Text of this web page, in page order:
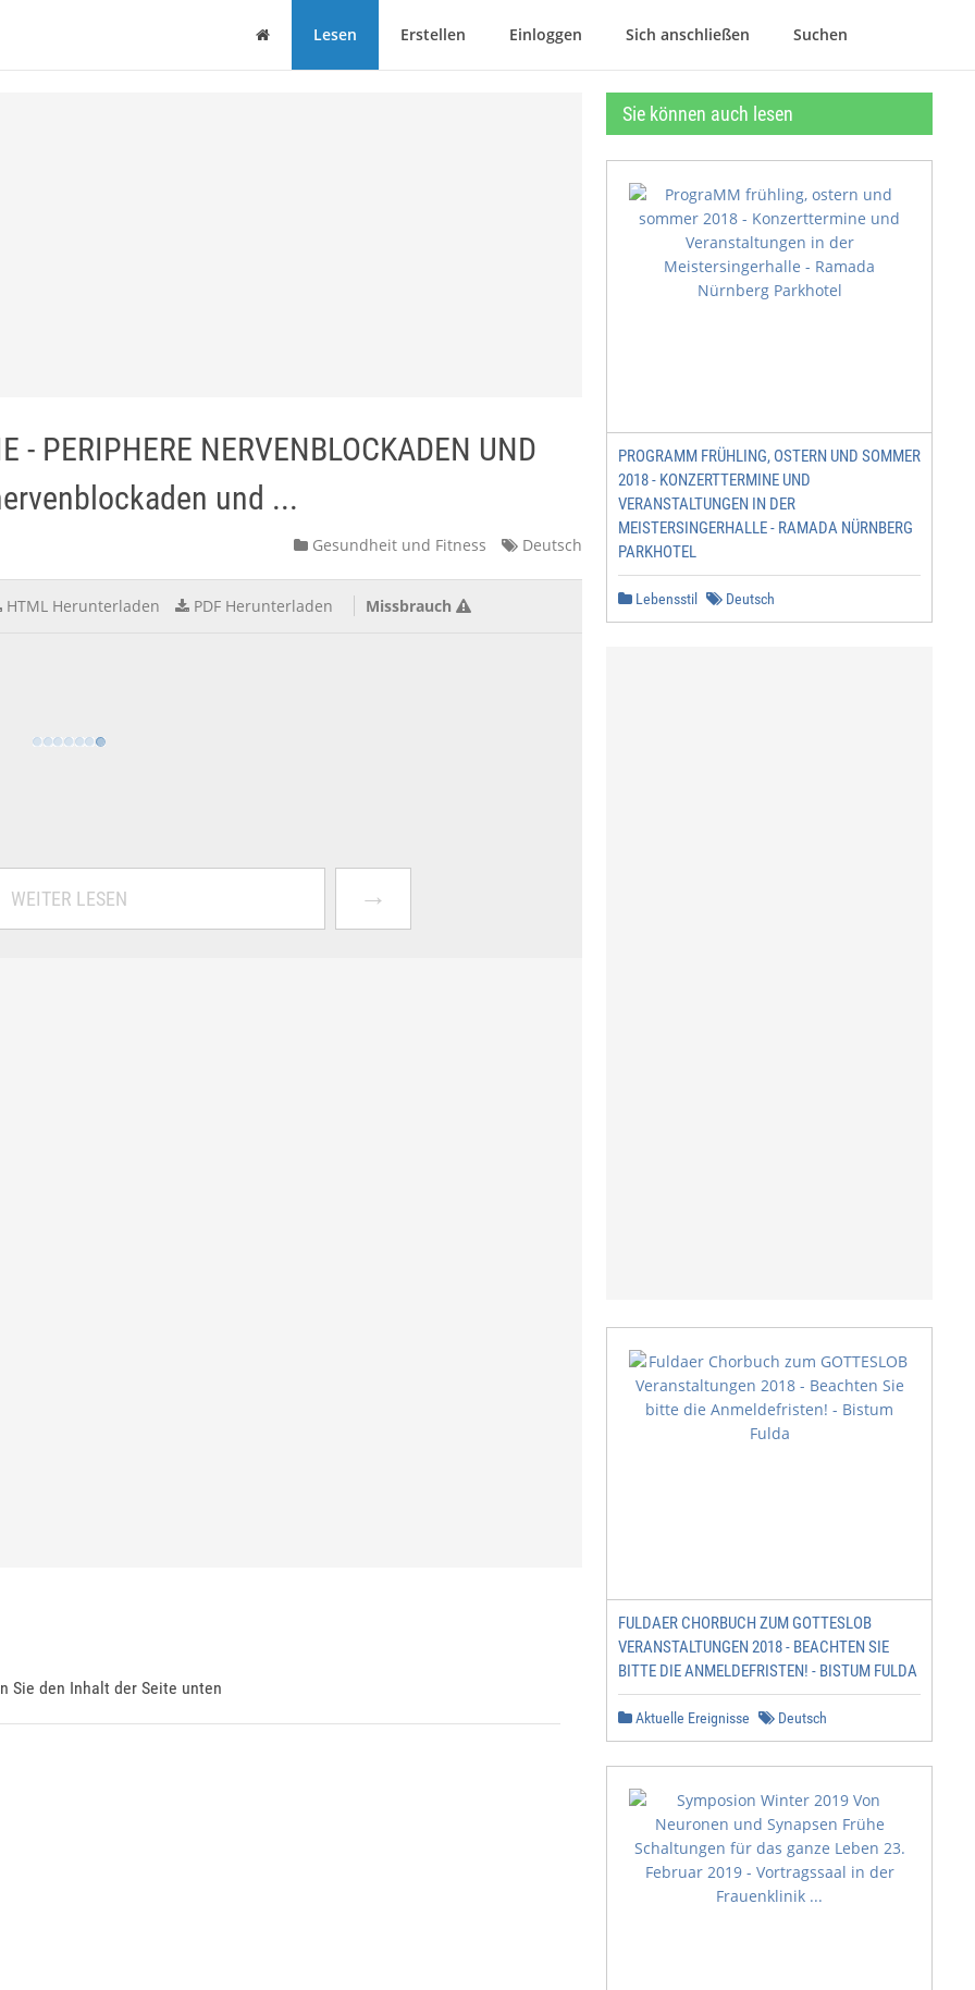
Haus Lesen Erstellen Einloggen Sich anschließen Suchen
- PERIPHERE NERVENBLOCKADEN UND
und ...
Gesundheit und Fitness Deutsch
HTML Herunterladen PDF Herunterladen Missbrauch
WEITER LESEN →
Sie den Inhalt der Seite unten
Sie können auch lesen
PROGRAMM FRÜHLING, OSTERN UND SOMMER
2018 - KONZERTTERMINE UND
VERANSTALTUNGEN IN DER
MEISTERSINGERHALLE - RAMADA NÜRNBERG
PARKHOTEL
Lebensstil Deutsch
FULDAER CHORBUCH ZUM GOTTESLOB
VERANSTALTUNGEN 2018 - BEACHTEN SIE
BITTE DIE ANMELDEFRISTEN! - BISTUM FULDA
Aktuelle Ereignisse Deutsch